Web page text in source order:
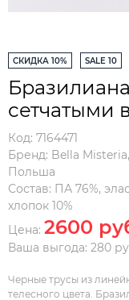
СКИДКА 10% SALE 10
сетчатыми
Код: 7164471
Бренд: Bella Misteria,
Польша
Состав: ПА 76%,
хлопок 10%
Цена: 2600
Ваша выгода: 280
Черные трусы из
телесного цвета.